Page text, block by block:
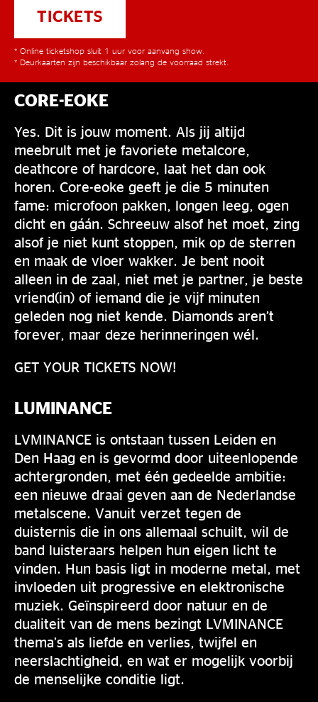
TICKETS
* Online ticketshop sluit 1 uur voor aanvang show.
* Deurkaarten zijn beschikbaar zolang de voorraad strekt.
CORE-EOKE
Yes. Dit is jouw moment. Als jij altijd
meebrult met je favoriete metalcore,
deathcore of hardcore, laat het dan ook
horen. Core-eoke geeft je die 5 minuten
fame: microfoon pakken, longen leeg, ogen
dicht en gáán. Schreeuw alsof het moet, zing
alsof je niet kunt stoppen, mik op de sterren
en maak de vloer wakker. Je bent nooit
alleen in de zaal, niet met je partner, je beste
vriend(in) of iemand die je vijf minuten
geleden nog niet kende. Diamonds aren’t
forever, maar deze herinneringen wél.
GET YOUR TICKETS NOW!
LUMINANCE
LVMINANCE is ontstaan tussen Leiden en
Den Haag en is gevormd door uiteenlopende
achtergronden, met één gedeelde ambitie:
een nieuwe draai geven aan de Nederlandse
metalscene. Vanuit verzet tegen de
duisternis die in ons allemaal schuilt, wil de
band luisteraars helpen hun eigen licht te
vinden. Hun basis ligt in moderne metal, met
invloeden uit progressive en elektronische
muziek. Geïnspireerd door natuur en de
dualiteit van de mens bezingt LVMINANCE
thema’s als liefde en verlies, twijfel en
neerslachtigheid, en wat er mogelijk voorbij
de menselijke conditie ligt.